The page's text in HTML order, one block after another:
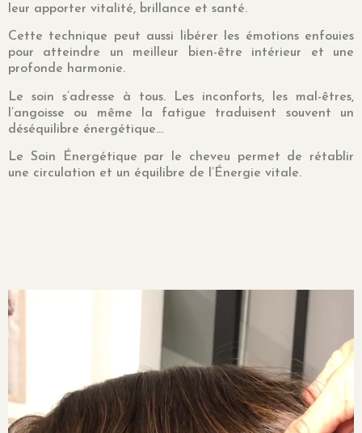
leur apporter vitalité, brillance et santé.
Cette technique peut aussi libérer les émotions enfouies
pour atteindre un meilleur bien-être intérieur et une
profonde harmonie.
Le soin s’adresse à tous. Les inconforts, les mal-êtres,
l’angoisse ou même la fatigue traduisent souvent un
déséquilibre énergétique…
Le Soin Énergétique par le cheveu permet de rétablir
une circulation et un équilibre de l’Énergie vitale.